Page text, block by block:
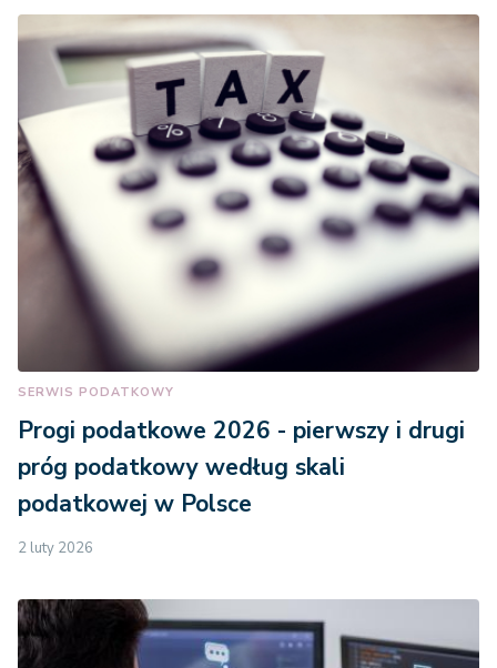
SERWIS PODATKOWY
Progi podatkowe 2026 - pierwszy i drugi
próg podatkowy według skali
podatkowej w Polsce
2 luty 2026